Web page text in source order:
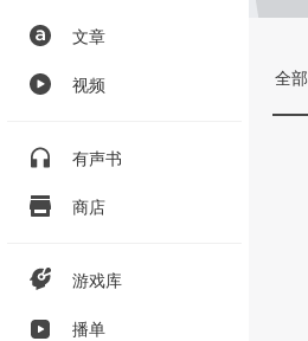
文章
视频
有声书
商店
游戏库
播单
全部